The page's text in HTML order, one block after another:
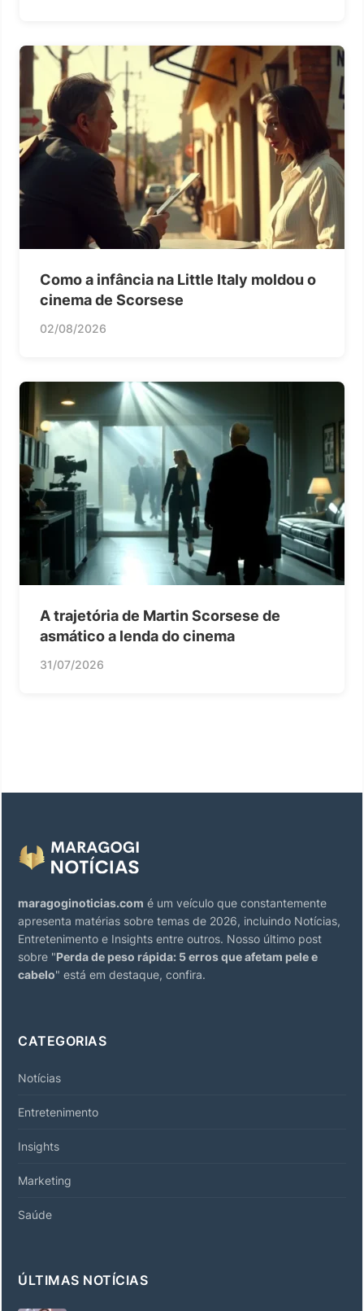
Como a infância na Little Italy moldou o
cinema de Scorsese
02/08/2026
A trajetória de Martin Scorsese de
asmático a lenda do cinema
31/07/2026
maragoginoticias.com é um veículo que constantemente
apresenta matérias sobre temas de 2026, incluindo Notícias,
Entretenimento e Insights entre outros. Nosso último post
sobre "Perda de peso rápida: 5 erros que afetam pele e
cabelo" está em destaque, confira.
CATEGORIAS
Notícias
Entretenimento
Insights
Marketing
Saúde
ÚLTIMAS NOTÍCIAS